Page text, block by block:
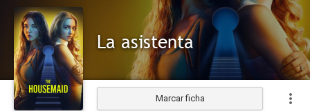
La asistenta
Marcar ficha